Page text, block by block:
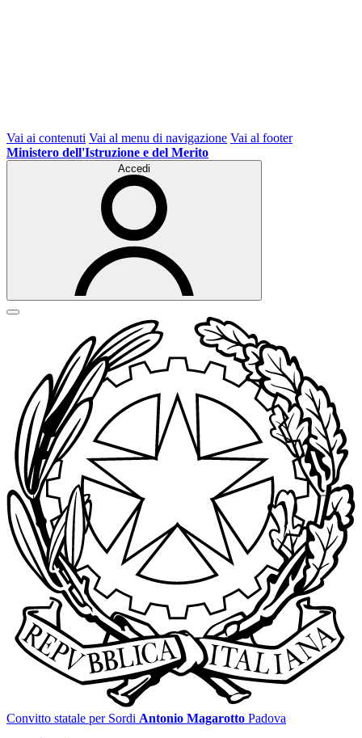
Vai ai contenuti Vai al menu di navigazione Vai al footer
Ministero dell'Istruzione e del Merito
Accedi
Convitto statale per Sordi Antonio Magarotto Padova